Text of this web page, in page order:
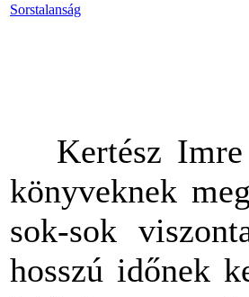
Sorstalanság
Kertész Imre
könyveknek
sok-sok
hosszú időnek